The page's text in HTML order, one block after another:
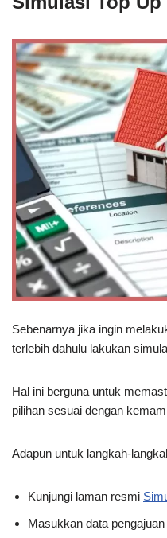
Sebenarnya jika ingin
terlebih dahulu lakukan
Hal ini berguna untuk
pilihan sesuai dengan
Adapun untuk langkah-
Kunjungi laman resmi
Masukkan data